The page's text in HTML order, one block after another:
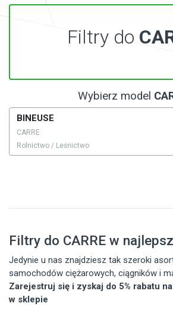
Filtry do
Wybierz model
BINEUSE
CARRE
Rolnictwo / Leśnictwo
Filtry do CARRE w
Jedynie u nas znajdziesz tak szeroki
samochodów ciężarowych, ciągników i
Zarejestruj się i zyskaj do 5% rabatu
w sklepie